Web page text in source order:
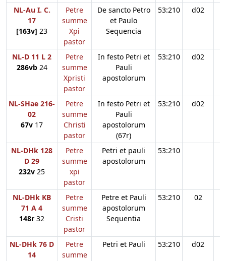
NL-Au I. C.
17
[163v] 23
Petre
summe
Xpi
pastor
De sancto Petro
et Paulo
Sequencia
53:210 d02
NL-D 11 L 2
286vb24
Petre
summe
Xpristi
pastor
In festo Petri et
Pauli
apostolorum
53:210 d02
NL-SHae 216-
02
67v 17
Petre
summe
Christi
pastor
In festo Petri et
Pauli
apostolorum
(67r)
53:210 d02
NL-DHk 128
D 29
232v 25
Petre
summe
xpi
pastor
Petri et pauli
apostolorum
53:210
NL-DHk KB
71 A 4
148r 32
Petre
summe
Cristi
pastor
Petre et Pauli
apostolorum
Sequentia
53:210 02
NL-DHk 76 D
14
Petre
summe
Petri et Pauli 53:210 d02